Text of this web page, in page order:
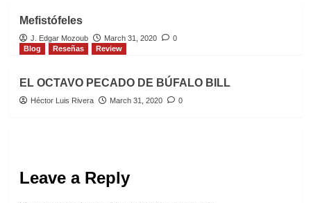
Mefistófeles
J. Edgar Mozoub March 31, 2020
0
Blog
Reseñas Review
EL OCTAVO PECADO DE BÚFALO BILL
Héctor Luis Rivera March 31, 2020 0
Leave a Reply